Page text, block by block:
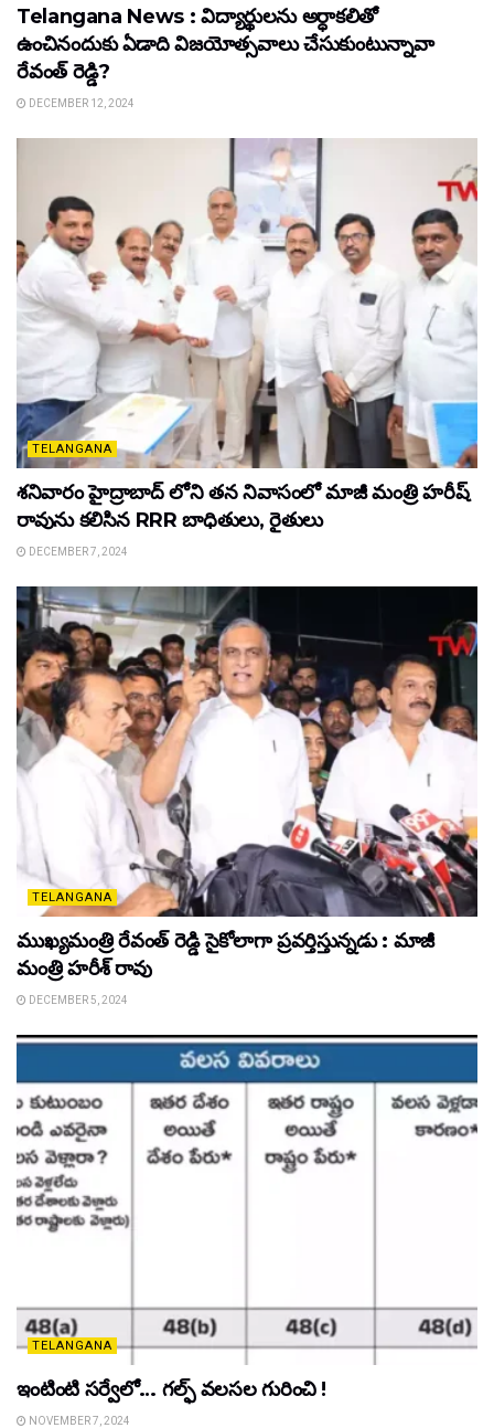
Telangana News : విద్యార్థులను అర్ధాకలితో
ఉంచినందుకు ఏడాది విజయోత్సవాలు చేసుకుంటున్నావా
రేవంత్ రెడ్డి?
DECEMBER 12, 2024
TELANGANA
శనివారం హైద్రాబాద్ లోని తన నివాసంలో మాజీ మంత్రి హరీష్
రావును కలిసిన RRR బాధితులు, రైతులు
DECEMBER 7, 2024
TELANGANA
ముఖ్యమంత్రి రేవంత్ రెడ్డి సైకోలాగా ప్రవర్తిస్తున్నడు : మాజీ
మంత్రి హరీశ్ రావు
DECEMBER 5, 2024
TELANGANA
ఇంటింటి సర్వేలో… గల్ఫ్ వలసల గురించి !
NOVEMBER 7, 2024